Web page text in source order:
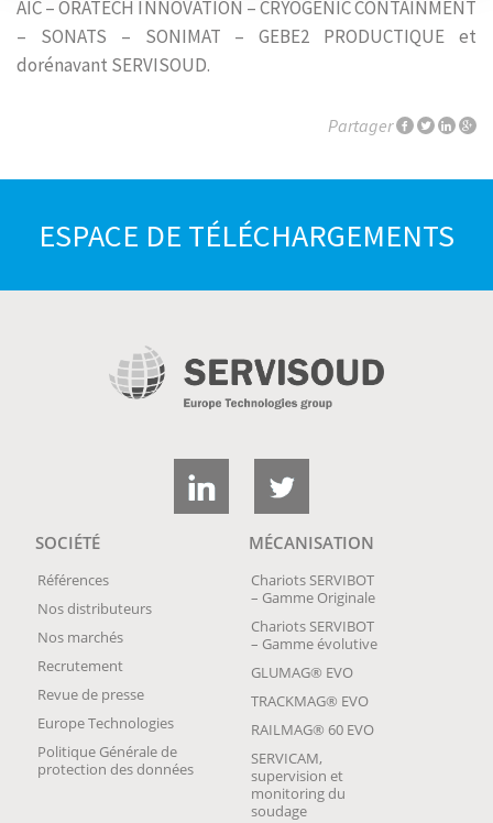
AIC – ORATECH INNOVATION – CRYOGENIC CONTAINMENT
– SONATS – SONIMAT – GEBE2 PRODUCTIQUE et
dorénavant SERVISOUD.
Partager
ESPACE DE TÉLÉCHARGEMENTS
SOCIÉTÉ
Références
Nos distributeurs
Nos marchés
Recrutement
Revue de presse
Europe Technologies
Politique Générale de
protection des données
MÉCANISATION
Chariots SERVIBOT
– Gamme Originale
Chariots SERVIBOT
– Gamme évolutive
GLUMAG® EVO
TRACKMAG® EVO
RAILMAG® 60 EVO
SERVICAM,
supervision et
monitoring du
soudage